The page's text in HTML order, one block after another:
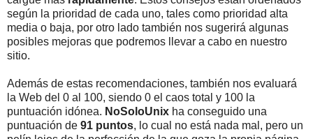
según la prioridad de cada uno, tales como prioridad alta
media o baja, por otro lado también nos sugerirá algunas
posibles mejoras que podremos llevar a cabo en nuestro
sitio.
Además de estas recomendaciones, también nos evaluará
la Web del 0 al 100, siendo 0 el caos total y 100 la
puntuación idónea. NoSoloUnix ha conseguido una
puntuación de 91 puntos, lo cual no está nada mal, pero un